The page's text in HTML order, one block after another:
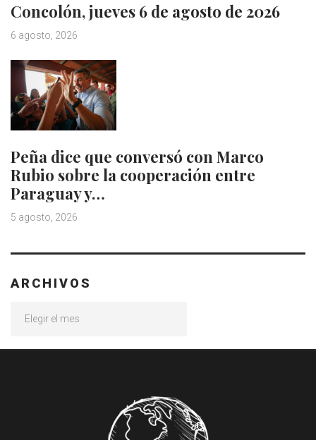
Concolón, jueves 6 de agosto de 2026
6 agosto, 2026
Peña dice que conversó con Marco
Rubio sobre la cooperación entre
Paraguay y…
5 agosto, 2026
ARCHIVOS